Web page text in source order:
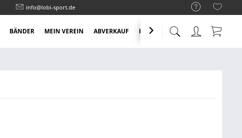
info@lobi-sport.de
BÄNDER MEIN VEREIN ABVERKAUF KNALLER ANGEBOTE
